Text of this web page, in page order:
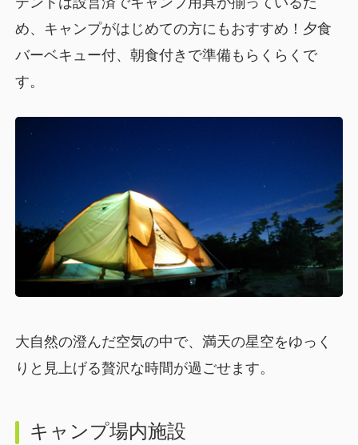
め、キャンプがはじめての方にもおすすめ！夕食
バーベキュー付、朝食付きで準備もらくらくで
す。
大自然の澄んだ空気の中で、満天の星空をゆっく
りと見上げる贅沢な時間が過ごせます。
キャンプ場内施設